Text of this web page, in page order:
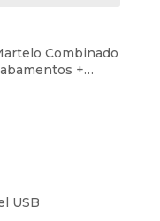
Combinado
+
USB